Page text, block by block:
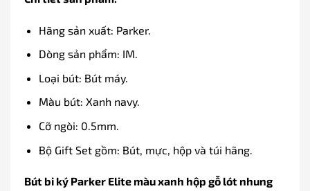
Hãng sản xuất: Parker.
Dòng sản phẩm: IM.
Loại bút: Bút máy.
Màu bút: Xanh navy.
Cỡ ngòi: 0.5mm.
Bộ Gift Set gồm: Bút, mực, hộp và túi hãng.
Bút bi ký Parker Elite màu xanh hộp gỗ lót nhung